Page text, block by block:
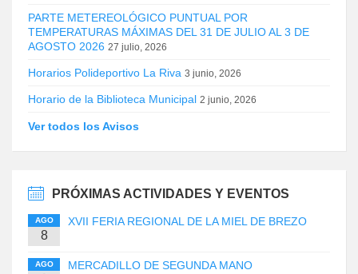
PARTE METEREOLÓGICO PUNTUAL POR
TEMPERATURAS MÁXIMAS DEL 31 DE JULIO AL 3 DE
AGOSTO 2026 27 julio, 2026
Horarios Polideportivo La Riva 3 junio, 2026
Horario de la Biblioteca Municipal 2 junio, 2026
Ver todos los Avisos
PRÓXIMAS ACTIVIDADES Y EVENTOS
AGO
8
XVII FERIA REGIONAL DE LA MIEL DE BREZO
AGO MERCADILLO DE SEGUNDA MANO